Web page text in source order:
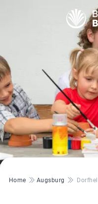
Pfadnavigation
Home Augsburg